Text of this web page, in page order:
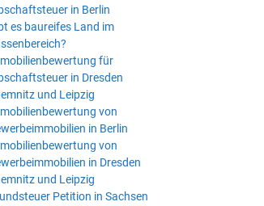
in Berlin
es baureifes Land im
für
in Dresden
und Leipzig
von
in Berlin
von
in Dresden
und Leipzig
Petition in Sachsen